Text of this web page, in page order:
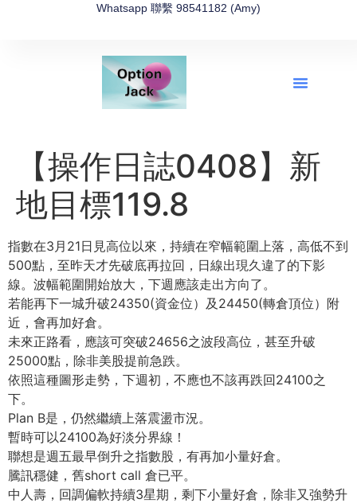
Whatsapp 聯繫 98541182 (Amy)
【操作日誌0408】新
地目標119.8
指數在3月21日見高位以來，持續在窄幅範圍上落，高低不到
500點，至昨天才先破底再拉回，日線出現久違了的下影
線。波幅範圍開始放大，下週應該走出方向了。
若能再下一城升破24350(資金位）及24450(轉倉頂位）附
近，會再加好倉。
未來正路看，應該可突破24656之波段高位，甚至升破
25000點，除非美股提前急跌。
依照這種圖形走勢，下週初，不應也不該再跌回24100之
下。
Plan B是，仍然繼續上落震盪市況。
暫時可以24100為好淡分界線！
聯想是週五最早倒升之指數股，有再加小量好倉。
騰訊穩健，舊short call 倉已平。
中人壽，回調偏軟持續3星期，剩下小量好倉，除非又強勢升